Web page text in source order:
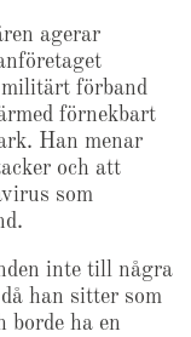
agerar
förband
förnekbart
Han menar
och att
som
inte till några
han sitter som
borde ha en